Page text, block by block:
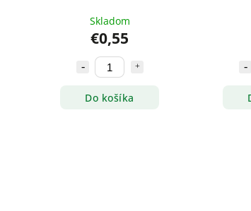
Skladom
€0,55
Do košíka